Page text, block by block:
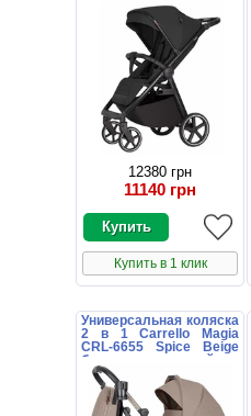
12380 грн
11140 грн
Купить в 1 клик
Универсальная коляска
2 в 1 Carrello Magia
CRL-6655 Spice Beige
бежевая с сумочкой